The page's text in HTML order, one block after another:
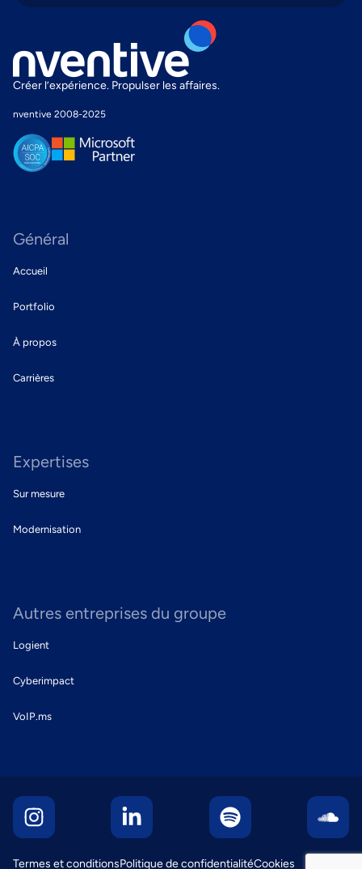
Créer l’expérience. Propulser les affaires.
nventive 2008-2025
Général
Accueil
Portfolio
À propos
Carrières
Expertises
Sur mesure
Modernisation
Autres entreprises du groupe
Logient
Cyberimpact
VoIP.ms
Termes et conditionsPolitique de confidentialitéCookies